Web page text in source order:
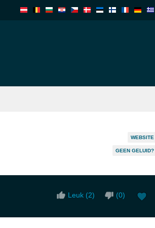
WEBSITE
GEEN GELUID?
Leuk (2) (0)